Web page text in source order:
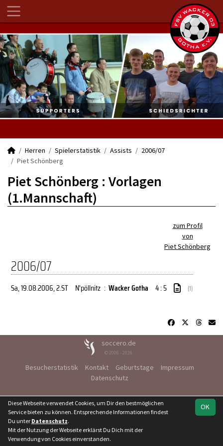
Herren Spielerstatistik Assists
2006/07
Piet Schönberg
Piet Schönberg : Vorlagen
(1.Mannschaft)
zum Profil
von
Piet Schönberg
2006/07
Sa, 19.08.2006, 2.ST N'pöllnitz : Wacker Gotha 4 : 5 (1)
soccero.de
© 2006 - 2026
Besucherstatistik Kontakt Geburtstage
Impressum
Datenschutz
OK
Diese Webseite verwendet Cookies, um Dir den bestmöglichen
Service bieten zu können. Entsprechende Informationen findest
Du unter Datenschutz.
Mit der Nutzung der Webseite erklärst Du Dich mit der
Verwendung von Cookies einverstanden.